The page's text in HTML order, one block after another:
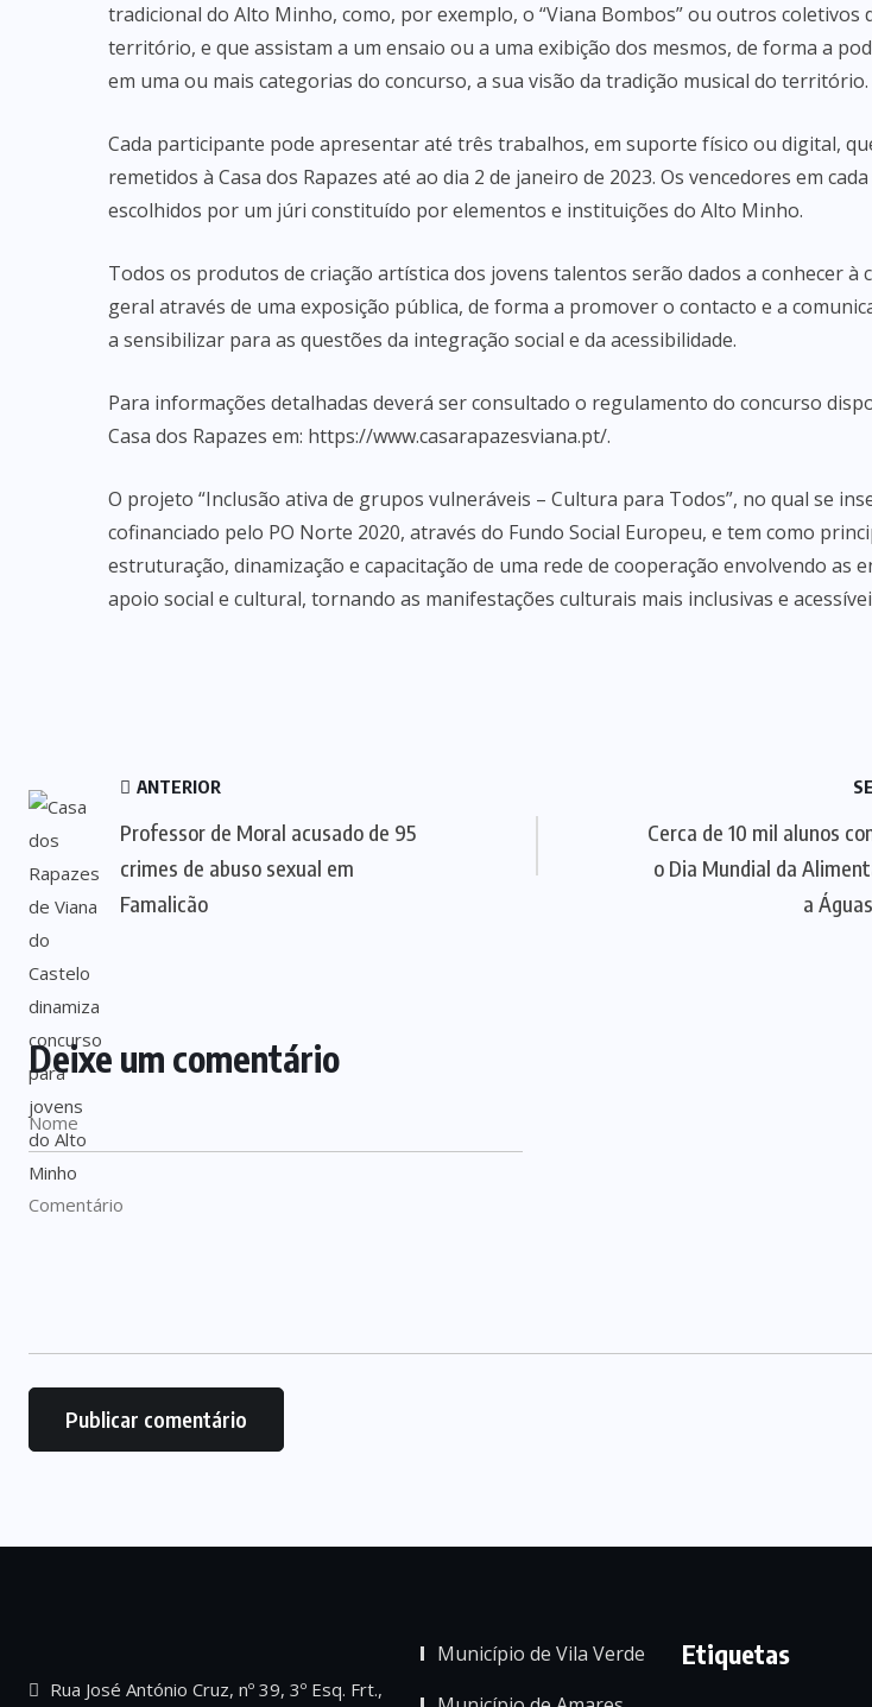
tradicional do Alto Minho, como, por exemplo, o “Viana Bombos” ou outros coletivos
território, e que assistam a um ensaio ou a uma exibição dos mesmos, de forma a
em uma ou mais categorias do concurso, a sua visão da tradição musical do território.
Cada participante pode apresentar até três trabalhos, em suporte físico ou digital,
remetidos à Casa dos Rapazes até ao dia 2 de janeiro de 2023. Os vencedores em
escolhidos por um júri constituído por elementos e instituições do Alto Minho.
Todos os produtos de criação artística dos jovens talentos serão dados a conhecer à
geral através de uma exposição pública, de forma a promover o contacto e a
a sensibilizar para as questões da integração social e da acessibilidade.
Para informações detalhadas deverá ser consultado o regulamento do concurso
Casa dos Rapazes em: https://www.casarapazesviana.pt/.
O projeto “Inclusão ativa de grupos vulneráveis – Cultura para Todos”, no qual se
cofinanciado pelo PO Norte 2020, através do Fundo Social Europeu, e tem como
estruturação, dinamização e capacitação de uma rede de cooperação envolvendo as
apoio social e cultural, tornando as manifestações culturais mais inclusivas e
ANTERIOR
Professor de Moral acusado de 95
crimes de abuso sexual em
Famalicão
Cerca de 10 mil alunos
o Dia Mundial da
a
Deixe um comentário
Rua José António Cruz, nº 39, 3º Esq. Frt.,
Município de Vila Verde
Etiquetas